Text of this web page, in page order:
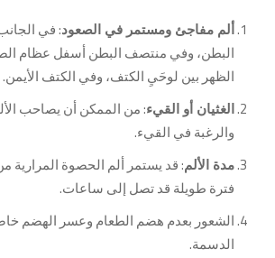
ألم مفاجئ ومستمر في الصعود: في
البطن، وفي منتصف البطن أسفل عظام
الظهر بين لوحَيِ الكتف، وفي الكتف الأيمن.
الغثيان أو القيء: من الممكن أن يصاحب
والرغبة في القيء.
مدة الألم: قد يستمر ألم الحصوة المرارية
فترة طويلة قد تصل إلى ساعات.
الشعور بعدم هضم الطعام وعسر الهضم
الدسمة.